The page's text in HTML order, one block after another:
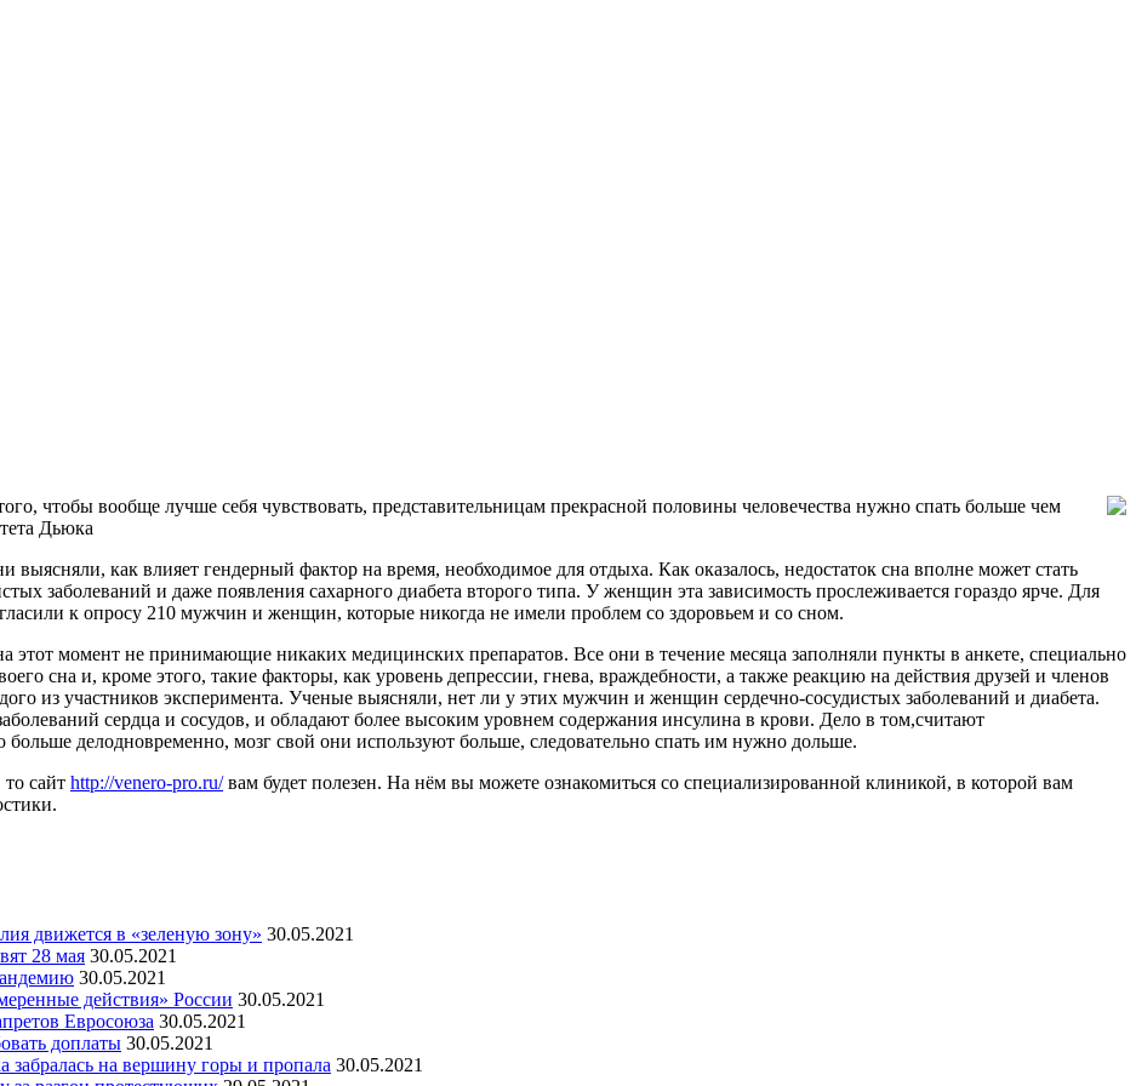
чтобы вообще лучше себя чувствовать, представительницам прекрасной половины человечества нужно спать больше чем
Дьюка
как влияет гендерный фактор на время, необходимое для отдыха. Как оказалось, недостаток сна вполне может стать
заболеваний и даже появления сахарного диабета второго типа. У женщин эта зависимость прослеживается гораздо ярче. Для
к опросу 210 мужчин и женщин, которые никогда не имели проблем со здоровьем и со сном.
этот момент не принимающие никаких медицинских препаратов. Все они в течение месяца заполняли пункты в анкете, специально
сна и, кроме этого, такие факторы, как уровень депрессии, гнева, враждебности, а также реакцию на действия друзей и членов
из участников эксперимента. Ученые выясняли, нет ли у этих мужчин и женщин сердечно-сосудистых заболеваний и диабета.
сердца и сосудов, и обладают более высоким уровнем содержания инсулина в крови. Дело в том,считают
делодновременно, мозг свой они используют больше, следовательно спать им нужно дольше.
сайт http://venero-pro.ru/вам будет полезен. На нём вы можете ознакомиться со специализированной клиникой, в которой вам
движется в «зеленую зону» 30.05.2021
28 мая 30.05.2021
30.05.2021
действия» России 30.05.2021
Евросоюза 30.05.2021
доплаты 30.05.2021
на вершину горы и пропала 30.05.2021